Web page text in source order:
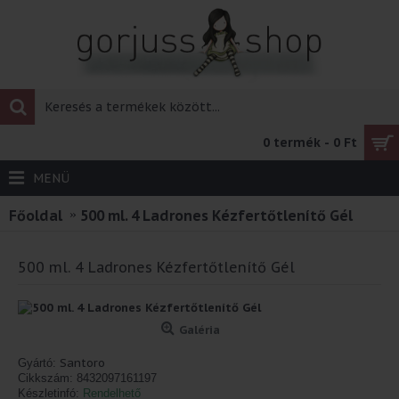
0 termék - 0 Ft
MENÜ
Főoldal 500 ml. 4 Ladrones Kézfertőtlenítő Gél
500 ml. 4 Ladrones Kézfertőtlenítő Gél
Galéria
Gyártó: Santoro
Cikkszám: 8432097161197
Készletinfó: Rendelhető